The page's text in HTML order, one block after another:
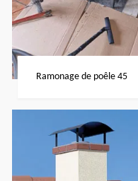
Ramonage de poêle 45